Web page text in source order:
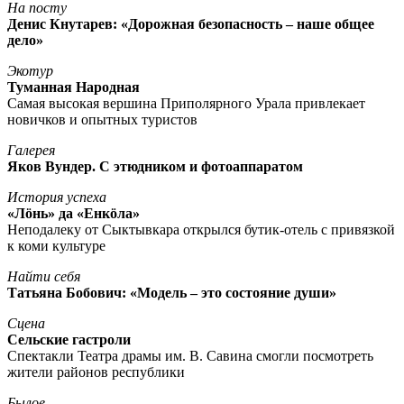
На посту
Денис Кнутарев: «Дорожная безопасность – наше общее
дело»
Экотур
Туманная Народная
Самая высокая вершина Приполярного Урала привлекает
новичков и опытных туристов
Галерея
Яков Вундер. С этюдником и фотоаппаратом
История успеха
«Лöнь» да «Енкöла»
Неподалеку от Сыктывкара открылся бутик-отель с привязкой
к коми культуре
Найти себя
Татьяна Бобович: «Модель – это состояние души»
Сцена
Сельские гастроли
Спектакли Театра драмы им. В. Савина смогли посмотреть
жители районов республики